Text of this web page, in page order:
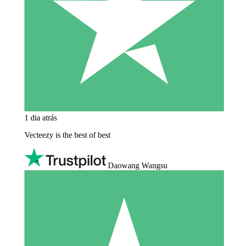
1 dia atrás
Vecteezy is the best of best
Daowang Wangsu